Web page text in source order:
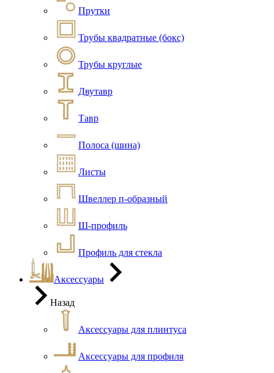
Прутки
Трубы квадратные (бокс)
Трубы круглые
Двутавр
Тавр
Полоса (шина)
Листы
Швеллер п-образный
Ш-профиль
Профиль для стекла
Аксессуары
Назад
Аксессуары для плинтуса
Аксессуары для профиля